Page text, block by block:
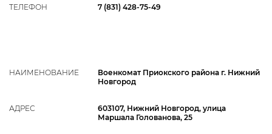
ТЕЛЕФОН 7 (831) 428-75-49
НАИМЕНОВАНИЕ
Военкомат Приокского района г. Нижний
Новгород
АДРЕС
603107, Нижний Новгород, улица
Маршала Голованова, 25